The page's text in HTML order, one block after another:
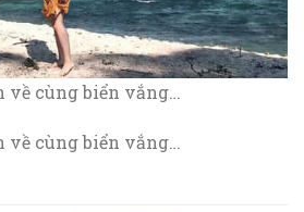
về cùng biển vắng…
về cùng biển vắng…